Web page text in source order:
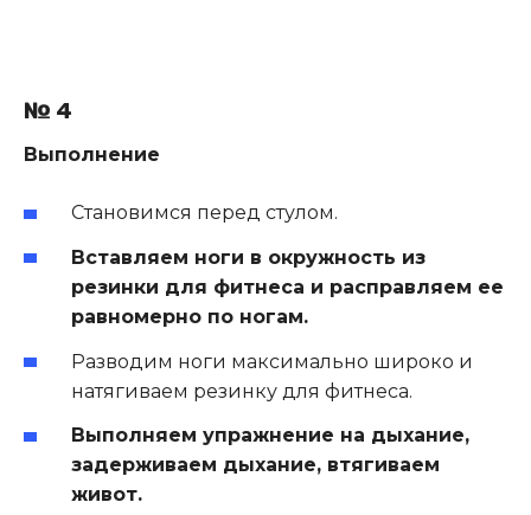
№ 4
Выполнение
Становимся перед стулом.
Вставляем ноги в окружность из
резинки для фитнеса и расправляем ее
равномерно по ногам.
Разводим ноги максимально широко и
натягиваем резинку для фитнеса.
Выполняем упражнение на дыхание,
задерживаем дыхание, втягиваем
живот.